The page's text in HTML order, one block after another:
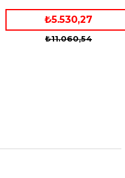
GÜNEŞ GÖZLÜĞÜ
₺5.530,27
₺11.060,54